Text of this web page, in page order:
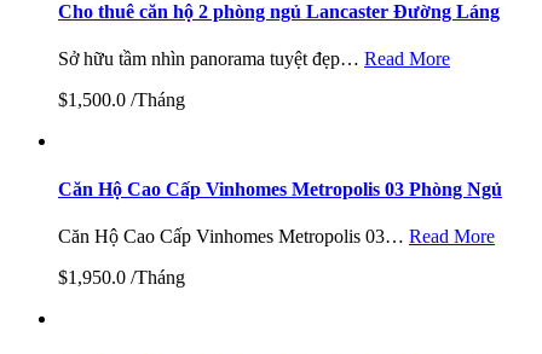
Cho thuê căn hộ 2 phòng ngủ Lancaster Đường Láng
Sở hữu tầm nhìn panorama tuyệt đẹp… Read More
$1,500.0 /Tháng
Căn Hộ Cao Cấp Vinhomes Metropolis 03 Phòng Ngủ
Căn Hộ Cao Cấp Vinhomes Metropolis 03… Read More
$1,950.0 /Tháng